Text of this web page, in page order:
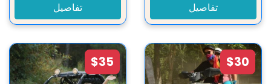
تفاصيل تفاصيل
$30
$35